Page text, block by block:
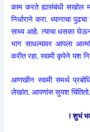
काम करते ह्यासंबंधी सखोल
निर्धाराने करा. ध्यानाचा
साध्य आहे. त्याचा धसका
भाग साधल्यावर आपला
करीत रहा. स्वामी कृपेने यश
आणखीन स्वामी समर्थ
लेखांत. आपणांस सुयश
! शुभं